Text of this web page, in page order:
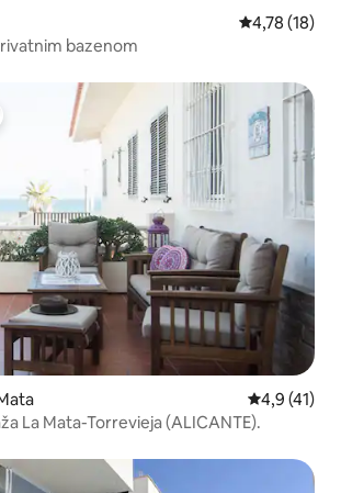
Prosječna
4,78 (18)
bazenom
Prosječna
4,9 (41)
La Mata-Torrevieja (ALICANTE).